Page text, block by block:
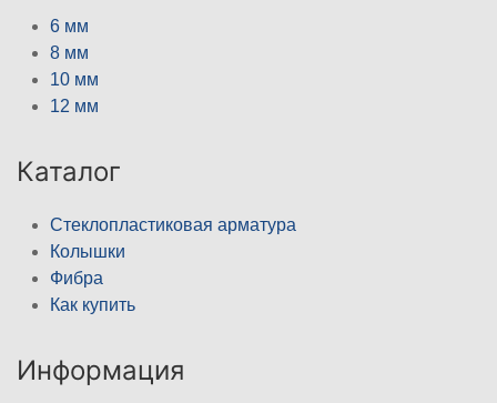
6 мм
8 мм
10 мм
12 мм
Каталог
Стеклопластиковая арматура
Колышки
Фибра
Как купить
Информация